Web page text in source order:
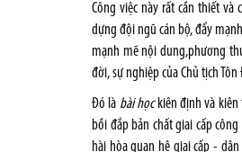
Công việc này rất cần thiết
dựng đội ngũ cán bộ, đẩy
mạnh mẽ nội dung,phương
đời, sự nghiệp của Chủ tịch
Đó là bài họckiên định và kiên
bồi đắp bản chất giai cấp
hài hòa quan hệ giai cấp -